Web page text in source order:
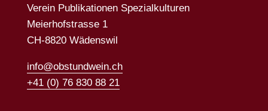
Verein Publikationen Spezialkulturen
Meierhofstrasse 1
CH-8820 Wädenswil
info@obstundwein.ch
+41 (0) 76 830 88 21